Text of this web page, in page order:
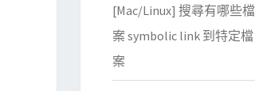
[Mac/Linux] 搜尋有哪些檔
案 symbolic link 到特定檔
案